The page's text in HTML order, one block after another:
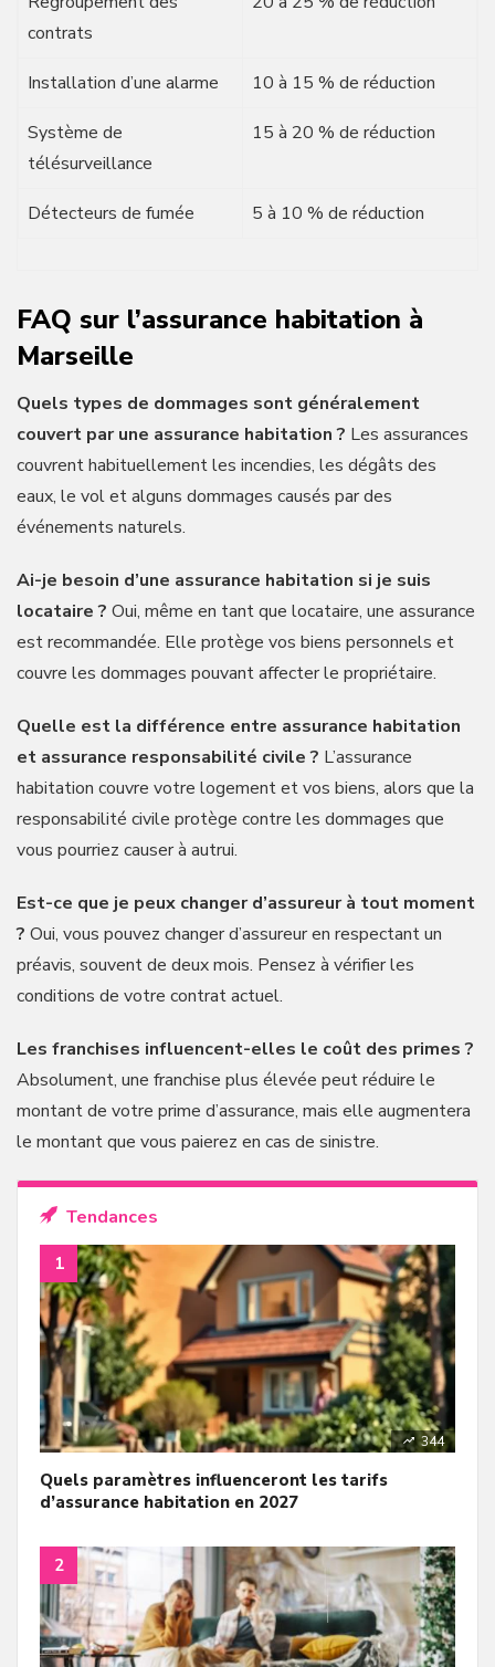
contrats
Installation d’une alarme 10 à 15 % de réduction
Système de
télésurveillance
15 à 20 % de réduction
Détecteurs de fumée 5 à 10 % de réduction
FAQ sur l’assurance habitation à
Marseille
Quels types de dommages sont généralement
couvert par une assurance habitation ? Les assurances
couvrent habituellement les incendies, les dégâts des
eaux, le vol et alguns dommages causés par des
événements naturels.
Ai-je besoin d’une assurance habitation si je suis
locataire ? Oui, même en tant que locataire, une assurance
est recommandée. Elle protège vos biens personnels et
couvre les dommages pouvant affecter le propriétaire.
Quelle est la différence entre assurance habitation
et assurance responsabilité civile ? L’assurance
habitation couvre votre logement et vos biens, alors que la
responsabilité civile protège contre les dommages que
vous pourriez causer à autrui.
Est-ce que je peux changer d’assureur à tout moment
? Oui, vous pouvez changer d’assureur en respectant un
préavis, souvent de deux mois. Pensez à vérifier les
conditions de votre contrat actuel.
Les franchises influencent-elles le coût des primes ?
Absolument, une franchise plus élevée peut réduire le
montant de votre prime d’assurance, mais elle augmentera
le montant que vous paierez en cas de sinistre.
Tendances
344
Quels paramètres influenceront les tarifs
d’assurance habitation en 2027